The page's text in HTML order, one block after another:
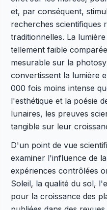
et, par conséquent,
recherches scientifiques
traditionnelles. La
tellement faible
mesurable sur la
convertissent la lumière
000 fois moins intense
l'esthétique et la poésie
lunaires, les preuves
tangible sur leur
D'un point de vue
examiner l'influence de
expériences contrôlées
Soleil, la qualité du sol,
pour la croissance des